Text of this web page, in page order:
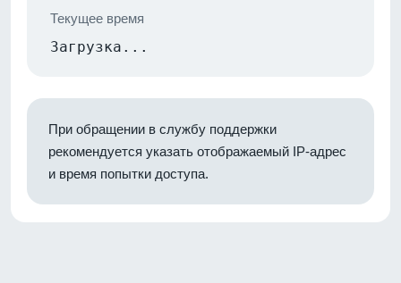
Текущее время
Загрузка...
При обращении в службу поддержки
рекомендуется указать отображаемый IP-адрес
и время попытки доступа.